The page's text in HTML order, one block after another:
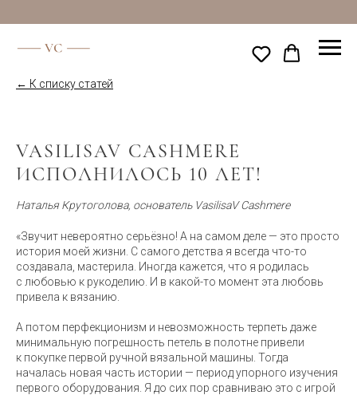
← К списку статей
VASILISAV CASHMERE
ИСПОЛНИЛОСЬ 10 ЛЕТ!
Наталья Крутоголова, основатель VasilisaV Cashmere
«Звучит невероятно серьёзно! А на самом деле — это просто
история моей жизни. С самого детства я всегда что-то
создавала, мастерила. Иногда кажется, что я родилась
с любовью к рукоделию. И в какой-то момент эта любовь
привела к вязанию.
А потом перфекционизм и невозможность терпеть даже
минимальную погрешность петель в полотне привели
к покупке первой ручной вязальной машины. Тогда
началась новая часть истории — период упорного изучения
первого оборудования. Я до сих пор сравниваю это с игрой